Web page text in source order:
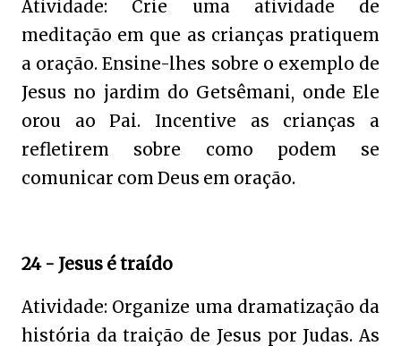
Atividade: Crie uma atividade de
meditação em que as crianças pratiquem
a oração. Ensine-lhes sobre o exemplo de
Jesus no jardim do Getsêmani, onde Ele
orou ao Pai. Incentive as crianças a
refletirem sobre como podem se
comunicar com Deus em oração.
24 - Jesus é traído
Atividade: Organize uma dramatização da
história da traição de Jesus por Judas. As